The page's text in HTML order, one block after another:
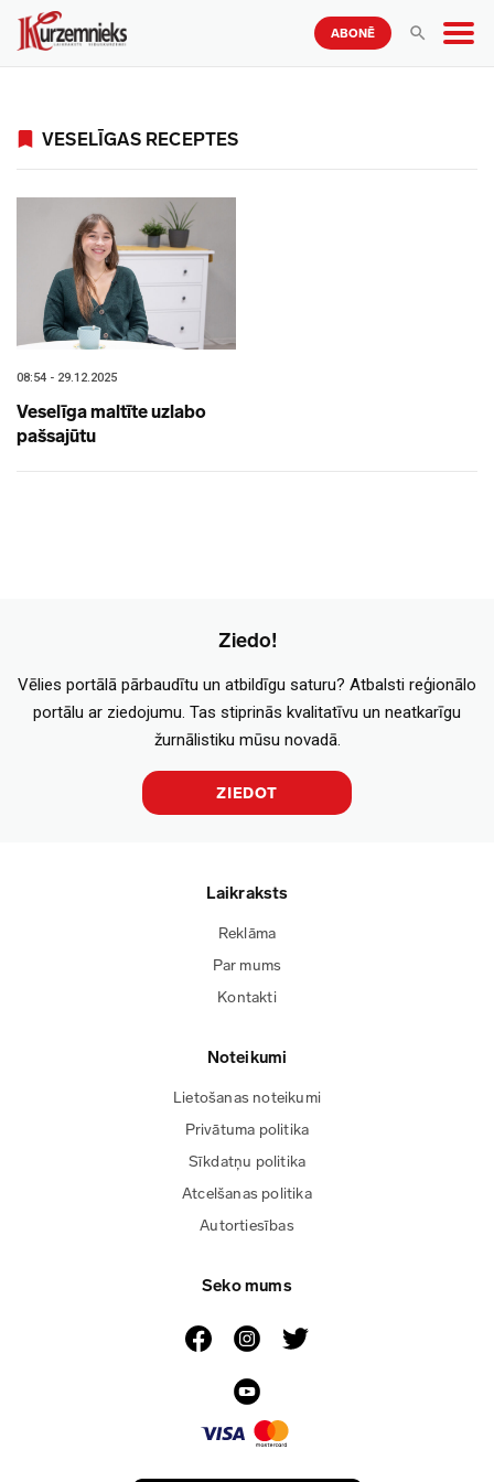
ABONĒ
VESELĪGAS RECEPTES
08:54 - 29.12.2025
Veselīga maltīte uzlabo
pašsajūtu
Ziedo!
Vēlies portālā pārbaudītu un atbildīgu saturu? Atbalsti reģionālo
portālu ar ziedojumu. Tas stiprinās kvalitatīvu un neatkarīgu
žurnālistiku mūsu novadā.
ZIEDOT
Laikraksts
Reklāma
Par mums
Kontakti
Noteikumi
Lietošanas noteikumi
Privātuma politika
Sīkdatņu politika
Atcelšanas politika
Autortiesības
Seko mums